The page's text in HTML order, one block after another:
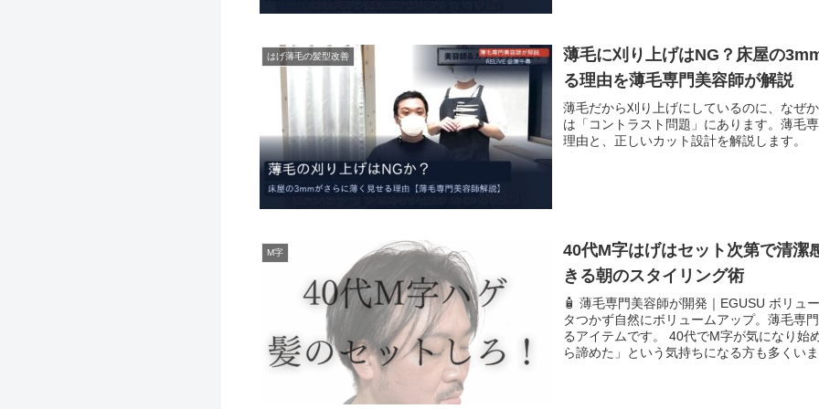
はげ薄毛の髪型改善
薄毛に刈り上げはNG？床屋の
る理由を薄毛専門美容師が解説
薄毛だから刈り上げにしているのに、なぜ
は「コントラスト問題」にあります。薄毛
理由と、正しいカット設計を解説します。
M字
40代M字はげはセット次第で清潔
きる朝のスタイリング術
🧴 薄毛専門美容師が開発｜EGUSU ボリュ
タつかず自然にボリュームアップ。薄毛専
るアイテムです。 40代でM字が気になり始
ら諦めた」という気持ちになる方も多くい